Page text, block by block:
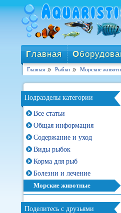
Главная О
Главная Рыбки Морские
Подразделы категории
Все статьи
Общая информация
Содержание и уход
Виды рыбок
Корма для рыб
Болезни и лечение
Морские животные
Поделитесь с друзьями